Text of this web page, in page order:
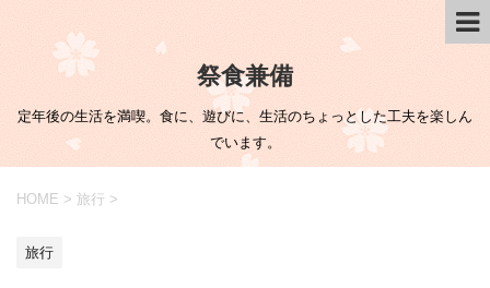
祭食兼備
定年後の生活を満喫。食に、遊びに、生活のちょっとした工夫を楽しん
でいます。
HOME > 旅行 >
旅行